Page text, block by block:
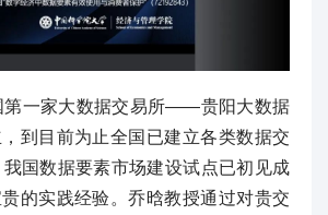
第一家大数据交易所——贵阳大数据
到目前为止全国已建立各类数据交
国数据要素市场建设试点已初见成
的实践经验。乔晗教授通过对贵交